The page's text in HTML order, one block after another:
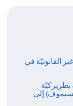
القانونيّة في
إلى